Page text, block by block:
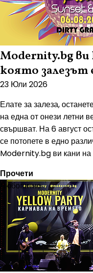
Modernity.bg ви
която залезът
23 Юли 2026
Елате за залеза,
на една от онези летни
свършват. На 6 август
се потопете в едно
Modernity.bg ви кани
Прочети
Любопитно